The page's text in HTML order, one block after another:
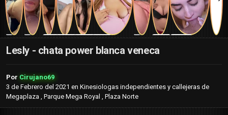
Lesly - chata power blanca veneca
Por Cirujano69
3 de Febrero del 2021 en Kinesiologas independientes y callejeras de
Megaplaza , Parque Mega Royal , Plaza Norte